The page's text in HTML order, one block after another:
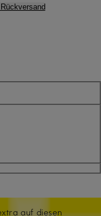
auf diesen